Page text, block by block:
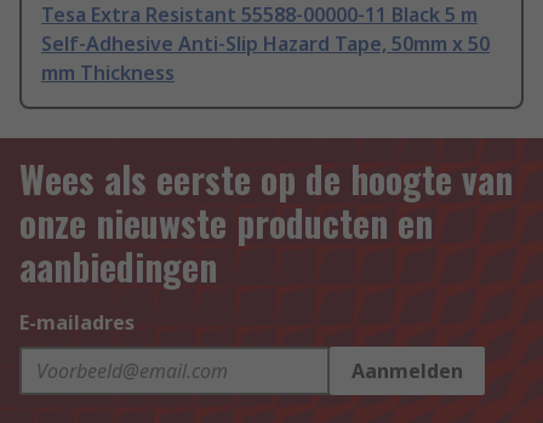
Tesa Extra Resistant 55588-00000-11 Black 5 m
Self-Adhesive Anti-Slip Hazard Tape, 50mm x 50
mm Thickness
Wees als eerste op de hoogte van
onze nieuwste producten en
aanbiedingen
E-mailadres
Aanmelden